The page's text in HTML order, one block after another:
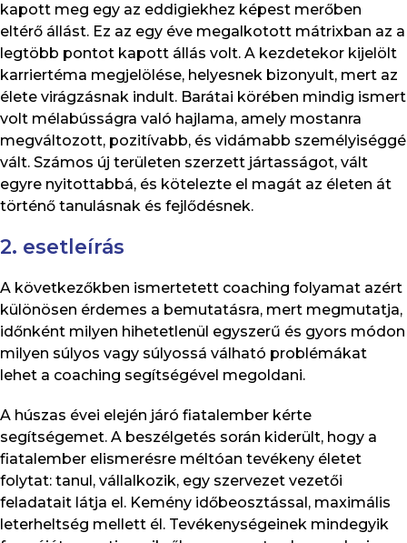
kapott meg egy az eddigiekhez képest merőben
eltérő állást. Ez az egy éve megalkotott mátrixban az a
legtöbb pontot kapott állás volt. A kezdetekor kijelölt
karriertéma megjelölése, helyesnek bizonyult, mert az
élete virágzásnak indult. Barátai körében mindig ismert
volt mélabússágra való hajlama, amely mostanra
megváltozott, pozitívabb, és vidámabb személyiséggé
vált. Számos új területen szerzett jártasságot, vált
egyre nyitottabbá, és kötelezte el magát az életen át
történő tanulásnak és fejlődésnek.
2. esetleírás
A következőkben ismertetett coaching folyamat azért
különösen érdemes a bemutatásra, mert megmutatja,
időnként milyen hihetetlenül egyszerű és gyors módon
milyen súlyos vagy súlyossá válható problémákat
lehet a coaching segítségével megoldani.
A húszas évei elején járó fiatalember kérte
segítségemet. A beszélgetés során kiderült, hogy a
fiatalember elismerésre méltóan tevékeny életet
folytat: tanul, vállalkozik, egy szervezet vezetői
feladatait látja el. Kemény időbeosztással, maximális
leterheltség mellett él. Tevékenységeinek mindegyik